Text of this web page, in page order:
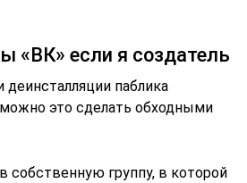
«ВК» если я создатель
паблика
это сделать обходными
собственную группу, в которой